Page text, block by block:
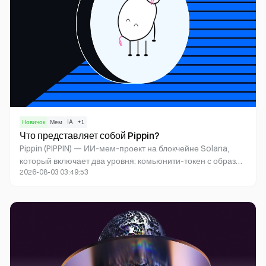
Новичок Мем IA +1
Что представляет собой Pippin?
Pippin (PIPPIN) — ИИ-мем-проект на блокчейне Solana,
который включает два уровня: комьюнити-токен с образом
единорога и открытый фреймворк агентов для ролей,
концентрацию предложения, а не L1-наративы.
2026-08-03 03:49:53